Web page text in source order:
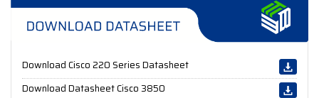
Download Cisco 220 Series Datasheet
Download Datasheet Cisco 3850